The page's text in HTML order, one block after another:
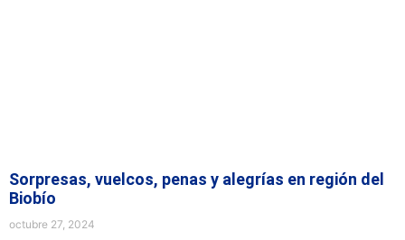
Sorpresas, vuelcos, penas y alegrías en región del
Biobío
octubre 27, 2024